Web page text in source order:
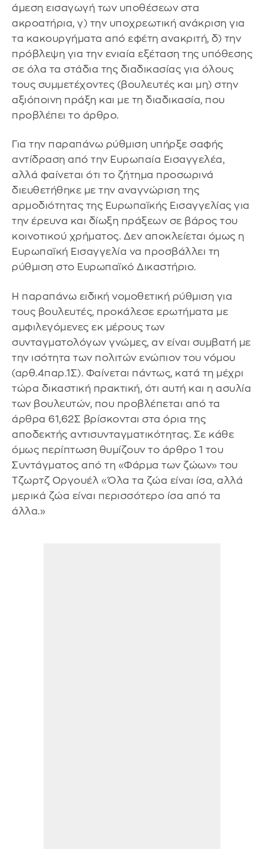
άμεση εισαγωγή των υποθέσεων στα
ακροατήρια, γ) την υποχρεωτική ανάκριση για
τα κακουργήματα από εφέτη ανακριτή, δ) την
πρόβλεψη για την ενιαία εξέταση της υπόθεσης
σε όλα τα στάδια της διαδικασίας για όλους
τους συμμετέχοντες (βουλευτές και μη) στην
αξιόποινη πράξη και με τη διαδικασία, που
προβλέπει το άρθρο.
Για την παραπάνω ρύθμιση υπήρξε σαφής
αντίδραση από την Ευρωπαία Εισαγγελέα,
αλλά φαίνεται ότι το ζήτημα προσωρινά
διευθετήθηκε με την αναγνώριση της
αρμοδιότητας της Ευρωπαϊκής Εισαγγελίας για
την έρευνα και δίωξη πράξεων σε βάρος του
κοινοτικού χρήματος. Δεν αποκλείεται όμως η
Ευρωπαϊκή Εισαγγελία να προσβάλλει τη
ρύθμιση στο Ευρωπαϊκό Δικαστήριο.
Η παραπάνω ειδική νομοθετική ρύθμιση για
τους βουλευτές, προκάλεσε ερωτήματα με
αμφιλεγόμενες εκ μέρους των
συνταγματολόγων γνώμες, αν είναι συμβατή με
την ισότητα των πολιτών ενώπιον του νόμου
(αρθ.4παρ.1Σ). Φαίνεται πάντως, κατά τη μέχρι
τώρα δικαστική πρακτική, ότι αυτή και η ασυλία
των βουλευτών, που προβλέπεται από τα
άρθρα 61,62Σ βρίσκονται στα όρια της
αποδεκτής αντισυνταγματικότητας. Σε κάθε
όμως περίπτωση θυμίζουν το άρθρο 1 του
Συντάγματος από τη «Φάρμα των ζώων» του
Τζωρτζ Οργουέλ «Όλα τα ζώα είναι ίσα, αλλά
μερικά ζώα είναι περισσότερο ίσα από τα
άλλα.»